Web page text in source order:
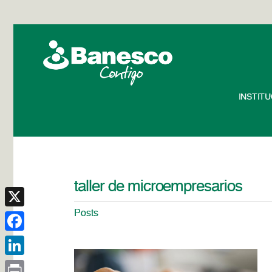
taller de microempresarios
Posts
X
Facebook
LinkedIn